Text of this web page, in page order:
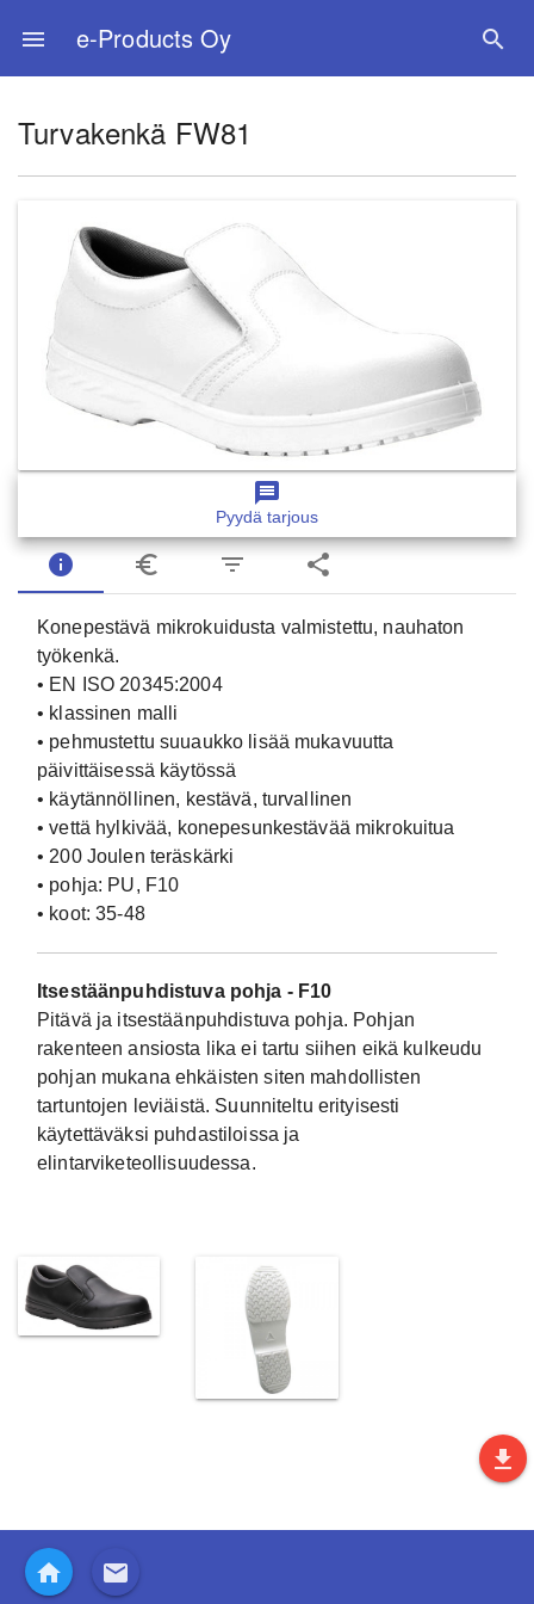
menu e-Products Oy search
Turvakenkä FW81
message
Pyydä tarjous
info euro_symbol filter_list share
Konepestävä mikrokuidusta valmistettu, nauhaton
työkenkä.
• EN ISO 20345:2004
• klassinen malli
• pehmustettu suuaukko lisää mukavuutta
päivittäisessä käytössä
• käytännöllinen, kestävä, turvallinen
• vettä hylkivää, konepesunkestävää mikrokuitua
• 200 Joulen teräskärki
• pohja: PU, F10
• koot: 35-48
Itsestäänpuhdistuva pohja - F10
Pitävä ja itsestäänpuhdistuva pohja. Pohjan
rakenteen ansiosta lika ei tartu siihen eikä kulkeudu
pohjan mukana ehkäisten siten mahdollisten
tartuntojen leviäistä. Suunniteltu erityisesti
käytettäväksi puhdastiloissa ja
elintarviketeollisuudessa.
file_download
home email